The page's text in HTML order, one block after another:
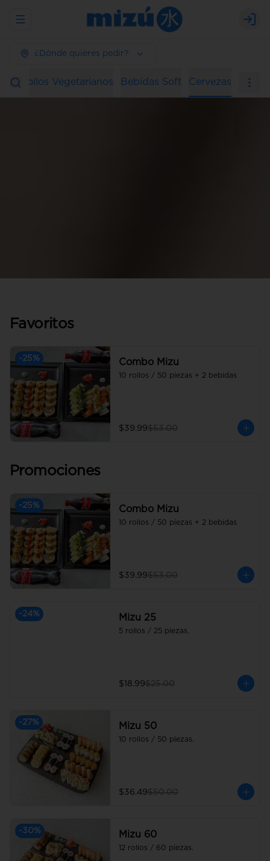
Abrir menu de navegación
¿Dónde quieres pedir?
Rollos Vegetarianos Bebidas Soft Cervezas
Favoritos
-25% Combo Mizu
10 rollos / 50 piezas + 2 bebidas
$39.99$53.00
Promociones
-25% Combo Mizu
10 rollos / 50 piezas + 2 bebidas
$39.99$53.00
-24% Mizu 25
5 rollos / 25 piezas.
$18.99$25.00
-27% Mizu 50
10 rollos / 50 piezas.
$36.49$50.00
-30% Mizu 60
12 rollos / 60 piezas.